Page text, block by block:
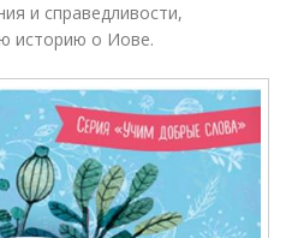
и справедливости,
историю о Иове.